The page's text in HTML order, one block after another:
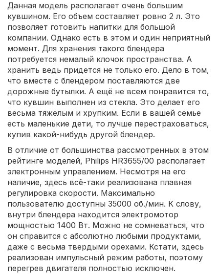
Данная модель располагает очень большим
кувшином. Его объем составляет ровно 2 л. Это
позволяет готовить напитки для большой
компании. Однако есть в этом и один неприятный
момент. Для хранения такого блендера
потребуется немалый клочок пространства. А
хранить ведь придется не только его. Дело в том,
что вместе с блендером поставляются две
дорожные бутылки. А ещё не всем понравится то,
что кувшин выполнен из стекла. Это делает его
весьма тяжелым и хрупким. Если в вашей семье
есть маленькие дети, то лучше перестраховаться,
купив какой-нибудь другой блендер.
В отличие от большинства рассмотренных в этом
рейтинге моделей, Philips HR3655/00 располагает
электронным управлением. Несмотря на его
наличие, здесь всё-таки реализована плавная
регулировка скорости. Максимально
пользователю доступны 35000 об./мин. К слову,
внутри блендера находится электромотор
мощностью 1400 Вт. Можно не сомневаться, что
он справится с абсолютно любыми продуктами,
даже с весьма твердыми орехами. Кстати, здесь
реализован импульсный режим работы, поэтому
перегрев двигателя полностью исключен.